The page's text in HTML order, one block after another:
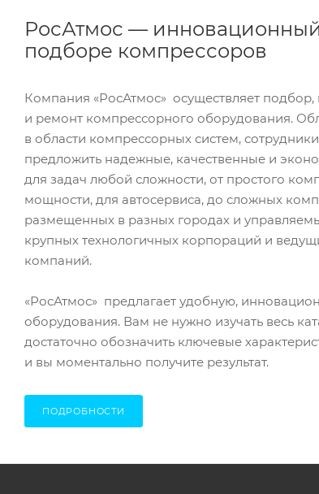
РосАтмос —
подборе компрессоров
Компания «РосАтмос» осуществляет подбор,
и ремонт компрессорного оборудования.
в области компрессорных систем,
предложить надежные, качественные и
для задач любой сложности, от простого
мощности, для автосервиса, до сложных
размещенных в разных городах и
крупных технологичных корпораций и
компаний.
«РосАтмос» предлагает удобную,
оборудования. Вам не нужно изучать весь
достаточно обозначить ключевые
и вы моментально получите результат.
ПОДРОБНОСТИ